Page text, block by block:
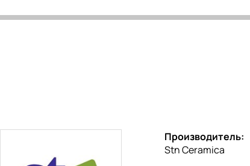
Производитель:
Stn Ceramica